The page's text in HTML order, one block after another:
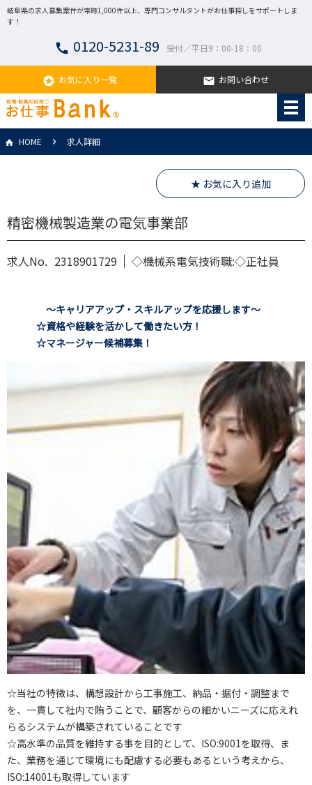
岐阜県の求人募集案件が常時1,000件以上、専門コンサルタントがお仕事探しをサポートしま
す！
call 0120-5231-89 受付／平日9：00-18：00
stars お気に入り一覧 email お問い合わせ
HOME 求人詳細
★ お気に入り追加
精密機械製造業の電気事業部
求人No. 2318901729 ◇機械系電気技術職:◇正社員
～キャリアアップ・スキルアップを応援します～
☆資格や経験を活かして働きたい方！
☆マネージャー候補募集！
☆当社の特徴は、構想設計から工事施工、納品・据付・調整まで
を、一貫して社内で賄うことで、顧客からの細かいニーズに応えれ
らるシステムが構築されていることです
☆高水準の品質を維持する事を目的として、ISO:9001を取得、ま
た、業務を通じて環境にも配慮する必要もあるという考えから、
ISO:14001も取得しています